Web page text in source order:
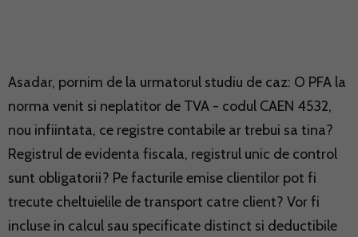
Asadar, pornim de la urmatorul studiu de caz: O PFA la
norma venit si neplatitor de TVA - codul CAEN 4532,
nou infiintata, ce registre contabile ar trebui sa tina?
Registrul de evidenta fiscala, registrul unic de control
sunt obligatorii? Pe facturile emise clientilor pot fi
trecute cheltuielile de transport catre client? Vor fi
incluse in calcul sau specificate distinct si deductibile